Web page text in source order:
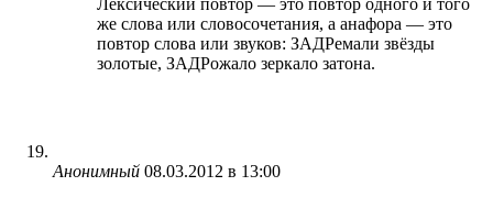
же слова или словосочетания, а анафора — это
повтор слова или звуков: ЗАДРемали звёзды
золотые, ЗАДРожало зеркало затона.
Анонимный 08.03.2012 в 13:00